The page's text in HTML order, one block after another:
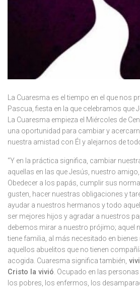
La Cuaresma es el tiempo en el que nos
Pascua, fiesta en la que celebramos que
La Cuaresma empieza el Miércoles de
una oportunidad para cambiar y
nuestra amistad con Él y alejarnos de
“Y en la práctica significa, cambiar
aquellas en las que Jesús, nuestro amigo,
Obedecer a los papás, cumplir sus
gusten, hacer nuestras obligaciones y
ayudar a nuestros hermanos y todo
ser mejores hijos y agradar a nuestros
debemos mirar a nuestro prójimo; aquel
tiene familia, al más necesitado en bienes
aquellos abuelitos que no tienen
acogida. Cuaresma significa también,
Cristo la vivió . Ocupado en las
los pobres, los enfermos, los